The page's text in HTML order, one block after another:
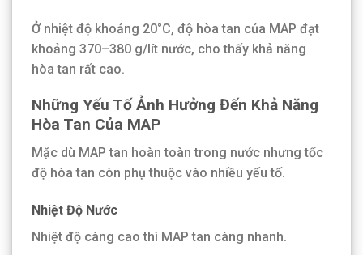
Ở nhiệt độ khoảng 20°C, độ hòa tan của MAP đạt
khoảng 370–380 g/lít nước, cho thấy khả năng
hòa tan rất cao.
Những Yếu Tố Ảnh Hưởng Đến Khả Năng
Hòa Tan Của MAP
Mặc dù MAP tan hoàn toàn trong nước nhưng tốc
độ hòa tan còn phụ thuộc vào nhiều yếu tố.
Nhiệt Độ Nước
Nhiệt độ càng cao thì MAP tan càng nhanh.